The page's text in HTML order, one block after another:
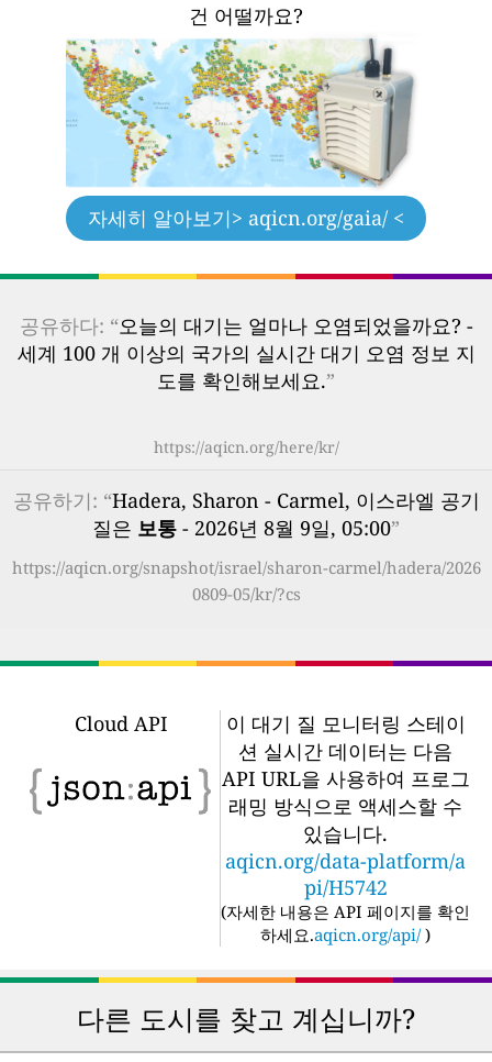
건 어떨까요?
자세히 알아보기> aqicn.org/gaia/ <
공유하다: “오늘의 대기는 얼마나 오염되었을까요? -
세계 100 개 이상의 국가의 실시간 대기 오염 정보 지
도를 확인해보세요.”
https://aqicn.org/here/kr/
공유하기: “Hadera, Sharon - Carmel, 이스라엘 공기
질은 보통 - 2026년 8월 9일, 05:00”
https://aqicn.org/snapshot/israel/sharon-carmel/hadera/2026
0809-05/kr/?cs
Cloud API
이 대기 질 모니터링 스테이
션 실시간 데이터는 다음
API URL을 사용하여 프로그
래밍 방식으로 액세스할 수
있습니다.
aqicn.org/data-platform/a
pi/H5742
(자세한 내용은 API 페이지를 확인
하세요.aqicn.org/api/ )
다른 도시를 찾고 계십니까?